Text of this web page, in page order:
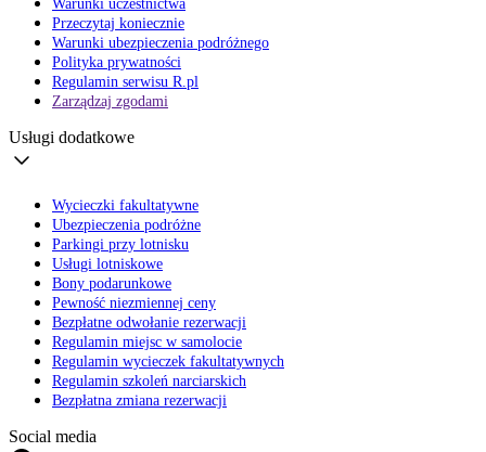
Warunki uczestnictwa
Przeczytaj koniecznie
Warunki ubezpieczenia podróżnego
Polityka prywatności
Regulamin serwisu R.pl
Zarządzaj zgodami
Usługi dodatkowe
Wycieczki fakultatywne
Ubezpieczenia podróżne
Parkingi przy lotnisku
Usługi lotniskowe
Bony podarunkowe
Pewność niezmiennej ceny
Bezpłatne odwołanie rezerwacji
Regulamin miejsc w samolocie
Regulamin wycieczek fakultatywnych
Regulamin szkoleń narciarskich
Bezpłatna zmiana rezerwacji
Social media